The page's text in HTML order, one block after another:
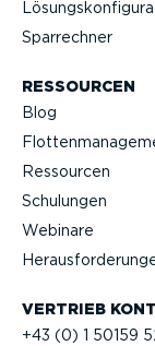
VERTRIEB
+43 (0) 1 50159
Sparrechner
RESSOURCEN
Blog
Ressourcen
Schulungen
Webinare